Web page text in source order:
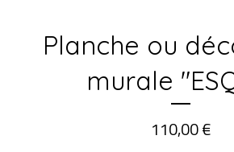
Planche ou
murale
110,00€